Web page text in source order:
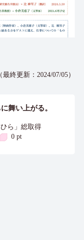
最終更新：2024/07/05）
舞い上がる。
ひら」総取得
0 pt